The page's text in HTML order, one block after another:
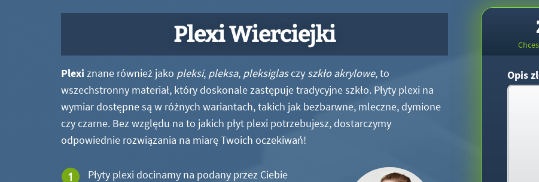
Plexi Wierciejki
Plexi znane również jako pleksi, pleksa, pleksiglasczy szkło akrylowe, to
wszechstronny materiał, który doskonale zastępuje tradycyjne szkło. Płyty plexi na
wymiar dostępne są w różnych wariantach, takich jak bezbarwne, mleczne, dymione
czy czarne. Bez względu na to jakich płyt plexi potrzebujesz, dostarczymy
odpowiednie rozwiązania na miarę Twoich oczekiwań!
Płyty plexi docinamy na podany przez Ciebie
Opis